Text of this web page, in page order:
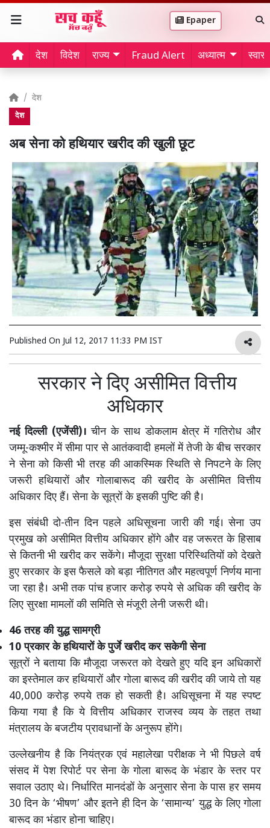
Epaper
देश विदेश राज्य Fraud Alert अध्यात्म
देश
देश
अब सेना को हथियार खरीद की खुली छूट
Published On Jul 12, 2017 11:33 PM IST
सरकार ने दिए असीमित वित्तीय
अधिकार
नई दिल्ली (एजेंसी)। चीन के साथ डोकलाम क्षेत्र में गतिरोध और
जम्मू-कश्मीर में सीमा पार से आतंकवादी हमलों में तेजी के बीच सरकार
ने सेना को किसी भी तरह की आकस्मिक स्थिति से निपटने के लिए
जरूरी हथियारों और गोलाबारूद की खरीद के असीमित वित्तीय
अधिकार दिए हैं। सेना के सूत्रों के इसकी पुष्टि की है।
इस संबंधी दो-तीन दिन पहले अधिसूचना जारी की गई। सेना उप
प्रमुख को असीमित वित्तीय अधिकार होंगे और वह जरूरत के हिसाब
से कितनी भी खरीद कर सकेंगे। मौजूदा सुरक्षा परिस्थितियों को देखते
हुए सरकार के इस फैसले को बड़ा नीतिगत और महत्वपूर्ण निर्णय माना
जा रहा है। अभी तक पांच हजार करोड़ रुपये से अधिक की खरीद के
लिए सुरक्षा मामलों की समिति से मंजूरी लेनी जरूरी थी।
46 तरह की युद्ध सामग्री
10 प्रकार के हथियारों के पुर्जे खरीद कर सकेगी सेना
सूत्रों ने बताया कि मौजूदा जरूरत को देखते हुए यदि इन अधिकारों
का इस्तेमाल कर हथियारों और गोला बारूद की खरीद की जाये तो यह
40,000 करोड़ रुपये तक हो सकती है। अधिसूचना में यह स्पष्ट
किया गया है कि ये वित्तीय अधिकार राजस्व व्यय के तहत तथा
मंत्रालय के बजटीय प्रावधानों के अनुरूप होंगे।
उल्लेखनीय है कि नियंत्रक एवं महालेखा परीक्षक ने भी पिछले वर्ष
संसद में पेश रिपोर्ट पर सेना के गोला बारूद के भंडार के स्तर पर
सवाल उठाए थे। निर्धारित मानदंडों के अनुसार सेना के पास हर समय
30 दिन के ‘भीषण’ और इतने ही दिन के ‘सामान्य’ युद्ध के लिए गोला
बारूद का भंडार होना चाहिए।